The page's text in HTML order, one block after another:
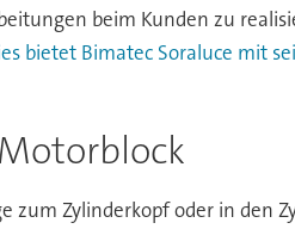
beim Kunden zu
bietet Bimatec Soraluce mit
zum Zylinderkopf oder in den